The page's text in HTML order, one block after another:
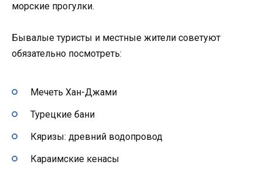
морские прогулки.
Бывалые туристы и местные жители советуют
обязательно посмотреть:
Мечеть Хан-Джами
Турецкие бани
Кяризы: древний водопровод
Караимские кенасы